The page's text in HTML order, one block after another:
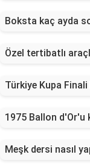
Boksta kaç ayda
Özel tertibatlı
Türkiye Kupa Finali
1975 Ballon d'Or'u
Meşk dersi nasıl